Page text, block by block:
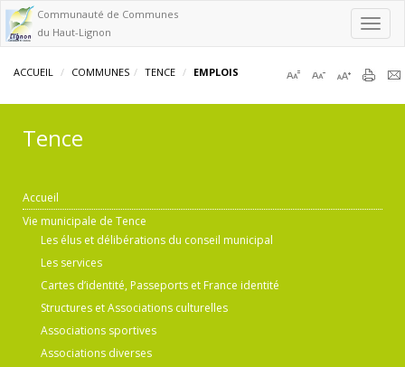
Communauté de Communes
du Haut-Lignon
ACCUEIL COMMUNES TENCE EMPLOIS
Tence
Accueil
Vie municipale de Tence
Les élus et délibérations du conseil municipal
Les services
Cartes d’identité, Passeports et France identité
Structures et Associations culturelles
Associations sportives
Associations diverses